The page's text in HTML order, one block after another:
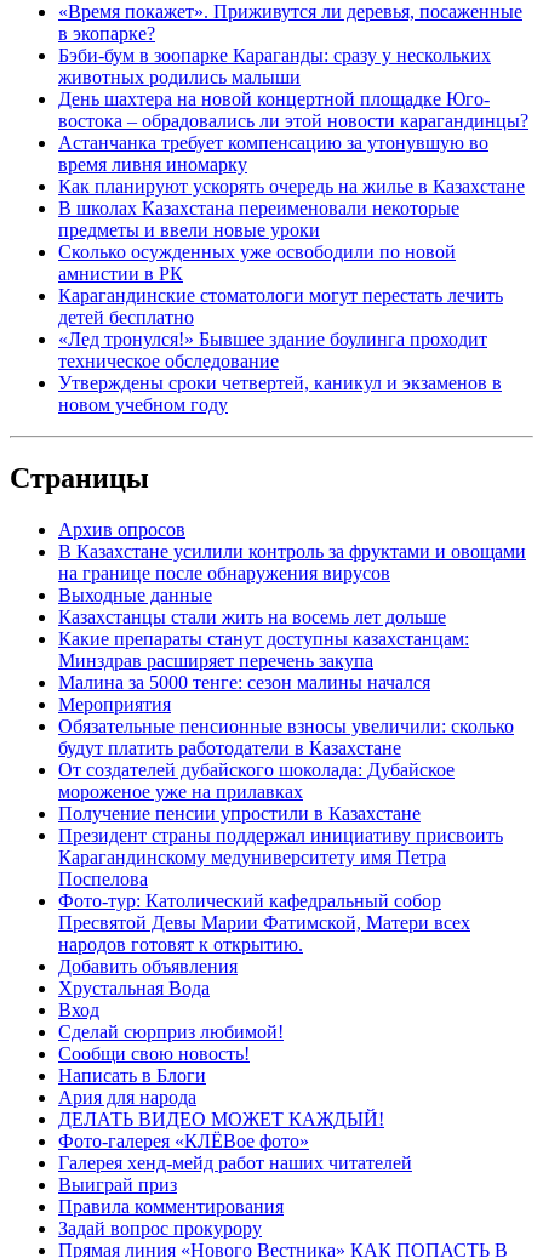
«Время покажет». Приживутся ли деревья, посаженные
в экопарке?
Бэби-бум в зоопарке Караганды: сразу у нескольких
животных родились малыши
День шахтера на новой концертной площадке Юго-
востока – обрадовались ли этой новости карагандинцы?
Астанчанка требует компенсацию за утонувшую во
время ливня иномарку
Как планируют ускорять очередь на жилье в Казахстане
В школах Казахстана переименовали некоторые
предметы и ввели новые уроки
Сколько осужденных уже освободили по новой
амнистии в РК
Карагандинские стоматологи могут перестать лечить
детей бесплатно
«Лед тронулся!» Бывшее здание боулинга проходит
техническое обследование
Утверждены сроки четвертей, каникул и экзаменов в
новом учебном году
Страницы
Архив опросов
В Казахстане усилили контроль за фруктами и овощами
на границе после обнаружения вирусов
Выходные данные
Казахстанцы стали жить на восемь лет дольше
Какие препараты станут доступны казахстанцам:
Минздрав расширяет перечень закупа
Малина за 5000 тенге: сезон малины начался
Мероприятия
Обязательные пенсионные взносы увеличили: сколько
будут платить работодатели в Казахстане
От создателей дубайского шоколада: Дубайское
мороженое уже на прилавках
Получение пенсии упростили в Казахстане
Президент страны поддержал инициативу присвоить
Карагандинскому медуниверситету имя Петра
Поспелова
Фото-тур: Католический кафедральный собор
Пресвятой Девы Марии Фатимской, Матери всех
народов готовят к открытию.
Добавить объявления
Хрустальная Вода
Вход
Сделай сюрприз любимой!
Сообщи свою новость!
Написать в Блоги
Ария для народа
ДЕЛАТЬ ВИДЕО МОЖЕТ КАЖДЫЙ!
Фото-галерея «КЛЁВое фото»
Галерея хенд-мейд работ наших читателей
Выиграй приз
Правила комментирования
Задай вопрос прокурору
Прямая линия «Нового Вестника» КАК ПОПАСТЬ В